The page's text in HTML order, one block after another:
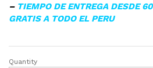
– TIEMPO DE ENTREGA DESDE
GRATIS A TODO EL PERU
▷TONER
Quantity